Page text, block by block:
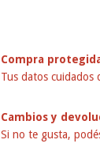
Compra
Tus datos cuidados
Cambios y
Si no te gusta,